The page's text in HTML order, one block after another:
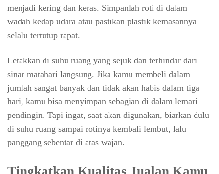
menjadi kering dan keras. Simpanlah roti di dalam
wadah kedap udara atau pastikan plastik kemasannya
selalu tertutup rapat.
Letakkan di suhu ruang yang sejuk dan terhindar dari
sinar matahari langsung. Jika kamu membeli dalam
jumlah sangat banyak dan tidak akan habis dalam tiga
hari, kamu bisa menyimpan sebagian di dalam lemari
pendingin. Tapi ingat, saat akan digunakan, biarkan dulu
di suhu ruang sampai rotinya kembali lembut, lalu
panggang sebentar di atas wajan.
Tingkatkan Kualitas Jualan Kamu